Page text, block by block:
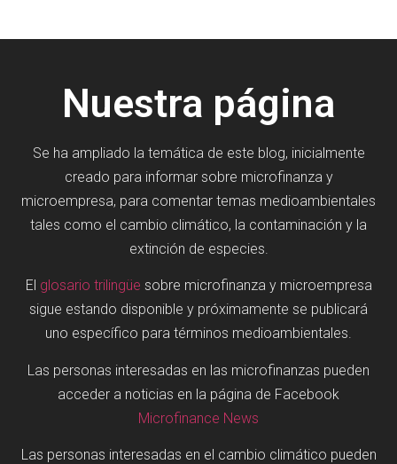
Nuestra página
Se ha ampliado la temática de este blog, inicialmente
creado para informar sobre microfinanza y
microempresa, para comentar temas medioambientales
tales como el cambio climático, la contaminación y la
extinción de especies.
El glosario trilingüe sobre microfinanza y microempresa
sigue estando disponible y próximamente se publicará
uno específico para términos medioambientales.
Las personas interesadas en las microfinanzas pueden
acceder a noticias en la página de Facebook
Microfinance News
Las personas interesadas en el cambio climático pueden